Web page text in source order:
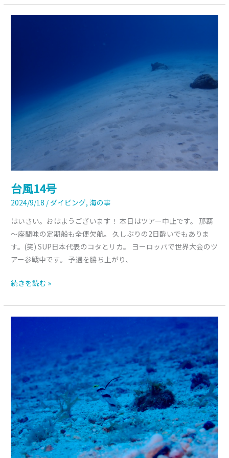
台風14号
2024/9/18 / ダイビング,海の事
はいさい。おはようございます！ 本日はツアー中止です。 那覇
～座間味の定期船も全便欠航。 久しぶりの2日酔いでもありま
す。(笑) SUP日本代表のコタとリカ。 ヨーロッパで世界大会のツ
アー参戦中です。 予選を勝ち上がり、
続きを読む »
の